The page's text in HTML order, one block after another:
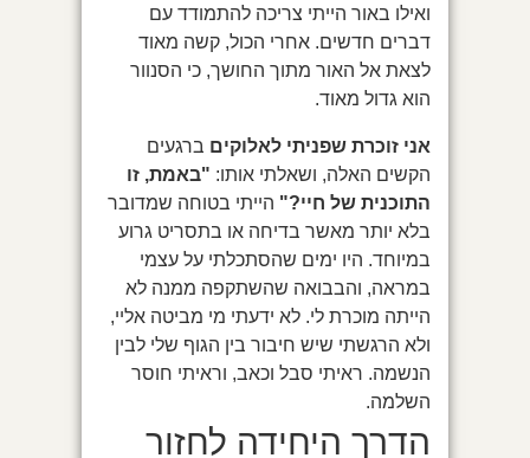
ואילו באור הייתי צריכה להתמודד עם
דברים חדשים. אחרי הכול, קשה מאוד
לצאת אל האור מתוך החושך, כי הסנוור
הוא גדול מאוד.
אני זוכרת שפניתי לאלוקים ברגעים
הקשים האלה, ושאלתי אותו: "באמת, זו
התוכנית של חיי?" הייתי בטוחה שמדובר
בלא יותר מאשר בדיחה או בתסריט גרוע
במיוחד. היו ימים שהסתכלתי על עצמי
במראה, והבבואה שהשתקפה ממנה לא
הייתה מוכרת לי. לא ידעתי מי מביטה אליי,
ולא הרגשתי שיש חיבור בין הגוף שלי לבין
הנשמה. ראיתי סבל וכאב, וראיתי חוסר
השלמה.
הדרך היחידה לחזור